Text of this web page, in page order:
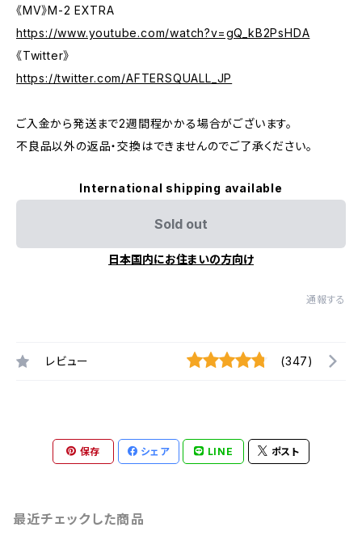
《MV》M-2 EXTRA
https://www.youtube.com/watch?v=gQ_kB2PsHDA
《Twitter》
https://twitter.com/AFTERSQUALL_JP
ご入金から発送まで2週間程かかる場合がございます。
不良品以外の返品・交換はできませんのでご了承ください。
International shipping available
Sold out
日本国内にお住まいの方向け
通報する
レビュー (347)
保存 シェア LINE ポスト
最近チェックした商品